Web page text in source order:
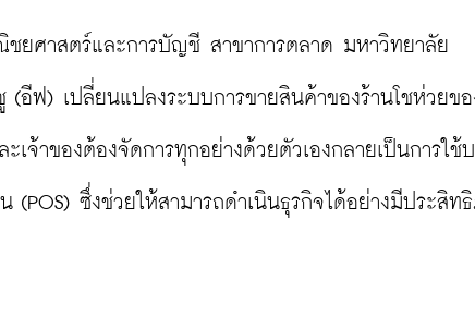
ศาสตร์และการบัญชี สาขาการตลาด มหาวิทยาลัย
ฟ) เปลี่ยนแปลงระบบการขายสินค้าของร้านโชห่วยขอ
จ้าของต้องจัดการทุกอย่างด้วยตัวเองกลายเป็นการใช้บ
(POS) ซึ่งช่วยให้สามารถดำเนินธุรกิจได้อย่างมีประสิท